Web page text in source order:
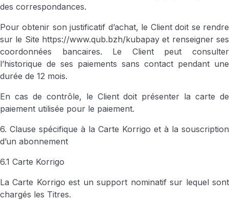
des correspondances.
Pour obtenir son justificatif d’achat, le Client doit se rendre
sur le Site https://www.qub.bzh/kubapay et renseigner ses
coordonnées bancaires. Le Client peut consulter
l’historique de ses paiements sans contact pendant une
durée de 12 mois.
En cas de contrôle, le Client doit présenter la carte de
paiement utilisée pour le paiement.
6. Clause spécifique à la Carte Korrigo et à la souscription
d’un abonnement
6.1 Carte Korrigo
La Carte Korrigo est un support nominatif sur lequel sont
chargés les Titres.